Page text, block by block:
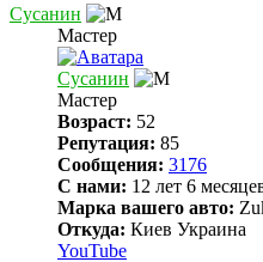
Сусанин
Мастер
Сусанин
Мастер
Возраст: 52
Репутация: 85
Сообщения: 3176
С нами: 12 лет 6
Марка вашего авто:
Откуда: Киев Украина
YouTube